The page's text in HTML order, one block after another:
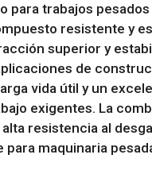
para trabajos
resistente y
superior y
de
vida útil y un
exigentes. La
alta resistencia al
maquinaria